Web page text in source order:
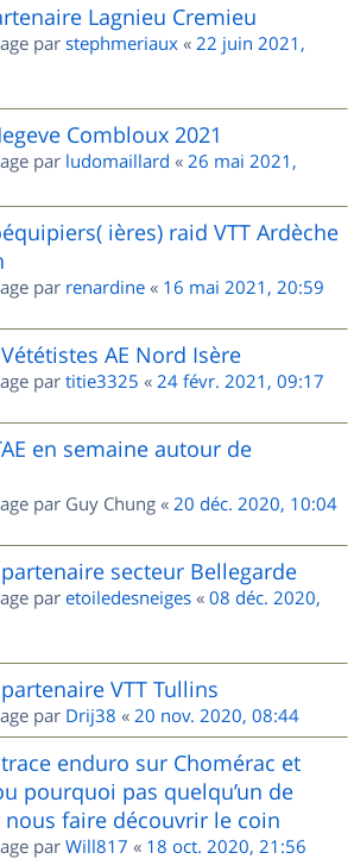
Lagnieu Cremieu
par stephmeriaux « 22 juin 2021,
Combloux 2021
par ludomaillard « 26 mai 2021,
ières) raid VTT Ardèche
par renardine « 16 mai 2021, 20:59
AE Nord Isère
par titie3325 « 24 févr. 2021, 09:17
en semaine autour de
par Guy Chung « 20 déc. 2020, 10:04
secteur Bellegarde
par etoiledesneiges « 08 déc. 2020,
VTT Tullins
par Drij38 « 20 nov. 2020, 08:44
enduro sur Chomérac et
pourquoi pas quelqu’un de
faire découvrir le coin
par Will817 « 18 oct. 2020, 21:56